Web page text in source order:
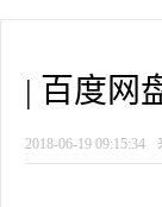
| 百度网
2018-06-19 09:15:34